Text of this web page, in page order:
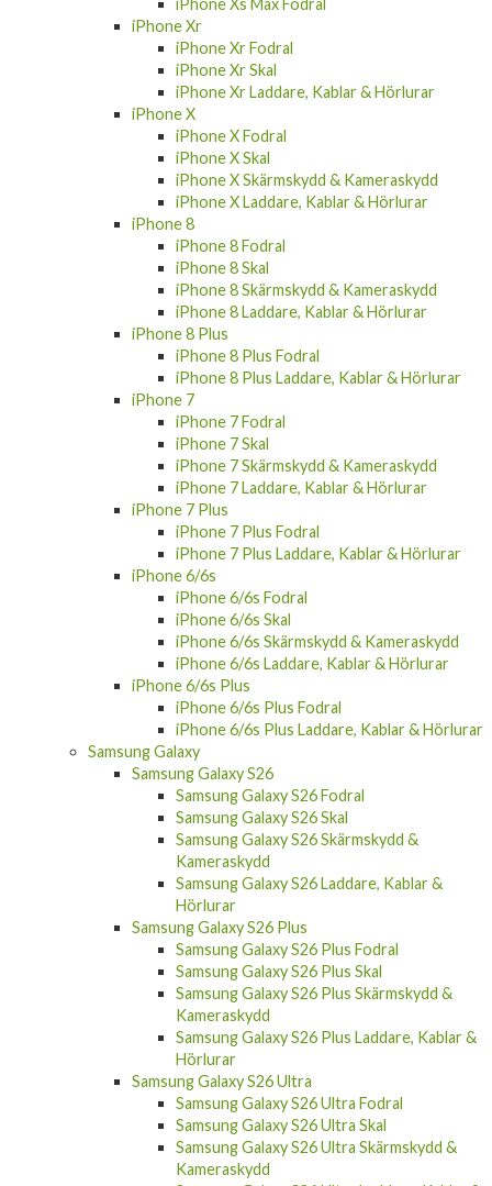
iPhone Xs Max Fodral
iPhone Xr
iPhone Xr Fodral
iPhone Xr Skal
iPhone Xr Laddare, Kablar & Hörlurar
iPhone X
iPhone X Fodral
iPhone X Skal
iPhone X Skärmskydd & Kameraskydd
iPhone X Laddare, Kablar & Hörlurar
iPhone 8
iPhone 8 Fodral
iPhone 8 Skal
iPhone 8 Skärmskydd & Kameraskydd
iPhone 8 Laddare, Kablar & Hörlurar
iPhone 8 Plus
iPhone 8 Plus Fodral
iPhone 8 Plus Laddare, Kablar & Hörlurar
iPhone 7
iPhone 7 Fodral
iPhone 7 Skal
iPhone 7 Skärmskydd & Kameraskydd
iPhone 7 Laddare, Kablar & Hörlurar
iPhone 7 Plus
iPhone 7 Plus Fodral
iPhone 7 Plus Laddare, Kablar & Hörlurar
iPhone 6/6s
iPhone 6/6s Fodral
iPhone 6/6s Skal
iPhone 6/6s Skärmskydd & Kameraskydd
iPhone 6/6s Laddare, Kablar & Hörlurar
iPhone 6/6s Plus
iPhone 6/6s Plus Fodral
iPhone 6/6s Plus Laddare, Kablar & Hörlurar
Samsung Galaxy
Samsung Galaxy S26
Samsung Galaxy S26 Fodral
Samsung Galaxy S26 Skal
Samsung Galaxy S26 Skärmskydd &
Kameraskydd
Samsung Galaxy S26 Laddare, Kablar &
Hörlurar
Samsung Galaxy S26 Plus
Samsung Galaxy S26 Plus Fodral
Samsung Galaxy S26 Plus Skal
Samsung Galaxy S26 Plus Skärmskydd &
Kameraskydd
Samsung Galaxy S26 Plus Laddare, Kablar &
Hörlurar
Samsung Galaxy S26 Ultra
Samsung Galaxy S26 Ultra Fodral
Samsung Galaxy S26 Ultra Skal
Samsung Galaxy S26 Ultra Skärmskydd &
Kameraskydd